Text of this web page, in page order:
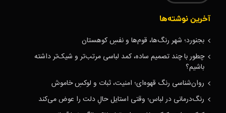
آخرین نوشته‌ها
بجنورد؛ شهر رنگ‌ها، قوم‌ها و نفسِ کوهستان
چطور با چند تصمیم ساده، کمد لباسی مرتب‌تر و شیک‌تر داشته
باشیم؟
روان‌شناسی رنگ قهوه‌ای؛ امنیت، ثبات و لوکسِ خاموش
رنگ‌درمانی در لباس؛ وقتی استایل حالِ دلت را عوض می‌کند